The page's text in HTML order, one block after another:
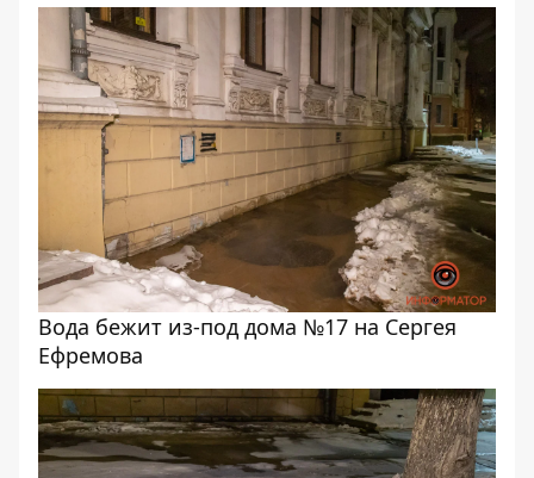
Вода бежит из-под дома №17 на Сергея
Ефремова